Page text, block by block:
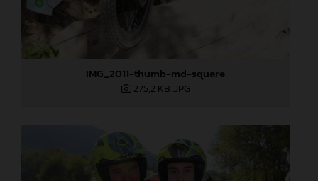
IMG_2011-thumb-md-square
275,2 KB .JPG